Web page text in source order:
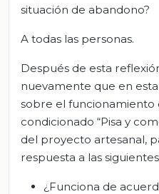
situación de abandono?
A todas las personas.
Después de esta
nuevamente que en
sobre el funcionamiento
condicionado “Pisa y
del proyecto artesanal,
respuesta a las
¿Funciona de